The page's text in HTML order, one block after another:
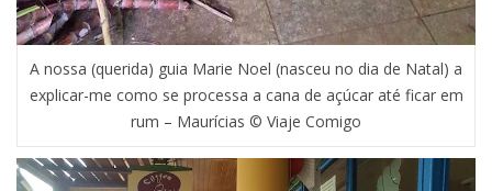
A nossa (querida) guia Marie Noel (nasceu no dia de Natal) a
explicar-me como se processa a cana de açúcar até ficar em
rum – Maurícias © Viaje Comigo